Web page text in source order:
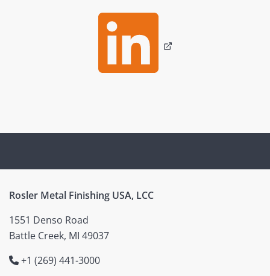
Rosler Metal Finishing USA, LCC
1551 Denso Road
Battle Creek, MI 49037
+1 (269) 441-3000